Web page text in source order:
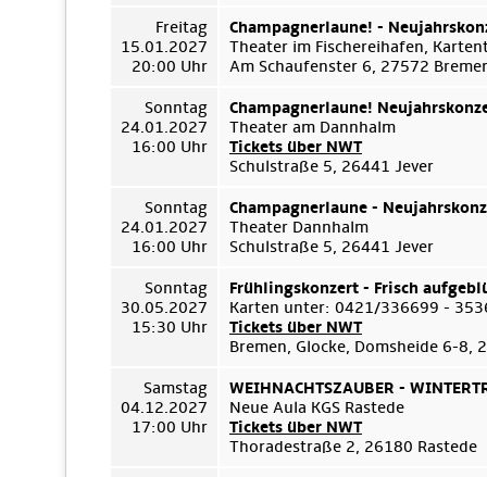
Freitag
15.01.2027
20:00 Uhr
Champagnerlaune! -
Theater im Fischereihafen,
Am Schaufenster 6, 27572
Sonntag
24.01.2027
16:00 Uhr
Champagnerlaune!
Theater am Dannhalm
Tickets über NWT
Schulstraße 5, 26441 Jever
Sonntag
24.01.2027
16:00 Uhr
Champagnerlaune -
Theater Dannhalm
Schulstraße 5, 26441 Jever
Sonntag
30.05.2027
15:30 Uhr
Frühlingskonzert - Frisch
Karten unter: 0421/336699 -
Tickets über NWT
Bremen, Glocke, Domsheide 6-8,
Samstag
04.12.2027
17:00 Uhr
WEIHNACHTSZAUBER -
Neue Aula KGS Rastede
Tickets über NWT
Thoradestraße 2, 26180 Rastede